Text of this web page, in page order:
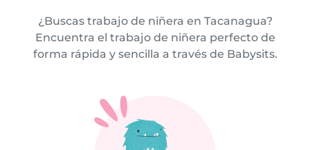
¿Buscas trabajo de niñera en Tacanagua?
Encuentra el trabajo de niñera perfecto de
forma rápida y sencilla a través de Babysits.